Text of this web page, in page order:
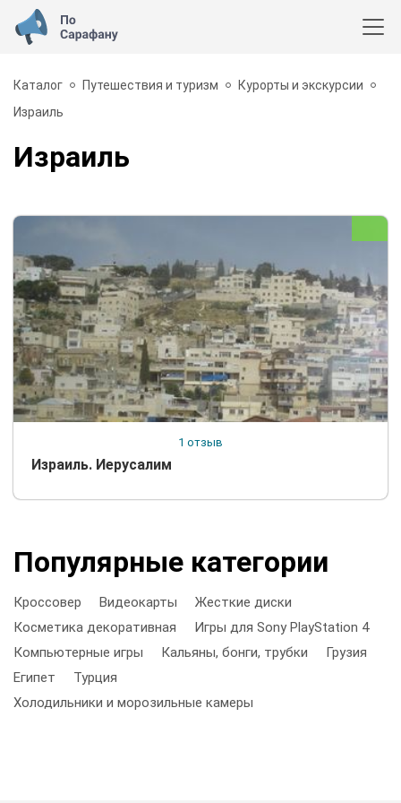
Каталог Путешествия и туризм
Курорты и экскурсии
Израиль
Израиль
1 отзыв
Израиль. Иерусалим
Популярные категории
Кроссовер Видеокарты
Жесткие диски
Косметика декоративная
Игры для Sony PlayStation 4
Компьютерные игры
Кальяны, бонги, трубки
Грузия
Египет
Турция
Холодильники и морозильные камеры